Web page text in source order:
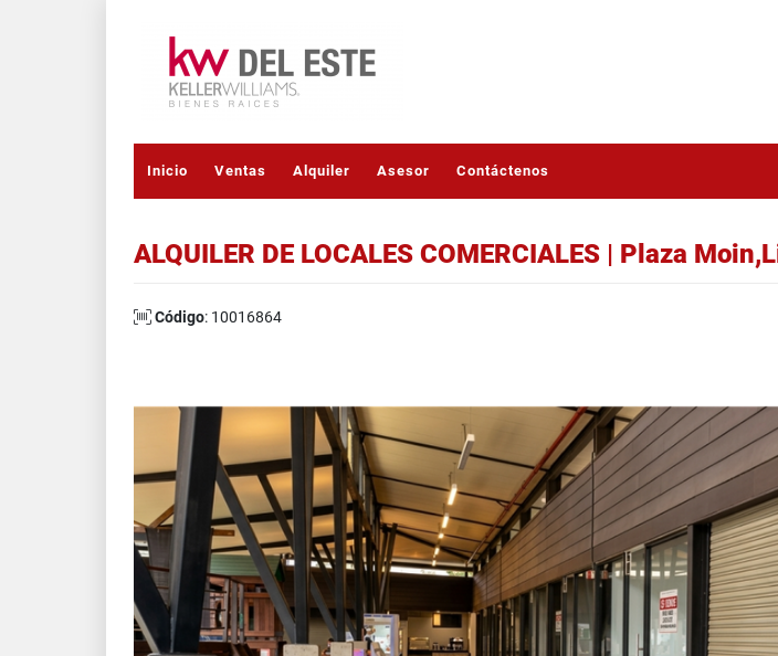
Inicio Ventas Alquiler Asesor Contáctenos
ALQUILER DE LOCALES COMERCIALES | Plaza
Código: 10016864